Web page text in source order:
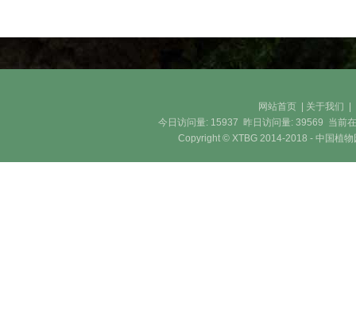
网站首页 关于我们
今日访问量: 15937 昨日访问量:39569 当前
Copyright © XTBG 2014-2018 - 中国